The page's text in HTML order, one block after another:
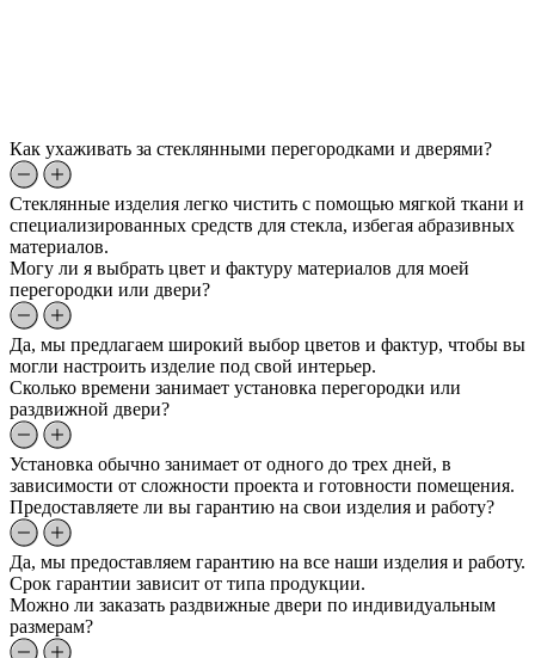
Как ухаживать за стеклянными перегородками и дверями?
Стеклянные изделия легко чистить с помощью мягкой ткани и
специализированных средств для стекла, избегая абразивных
материалов.
Могу ли я выбрать цвет и фактуру материалов для моей
перегородки или двери?
Да, мы предлагаем широкий выбор цветов и фактур, чтобы вы
могли настроить изделие под свой интерьер.
Сколько времени занимает установка перегородки или
раздвижной двери?
Установка обычно занимает от одного до трех дней, в
зависимости от сложности проекта и готовности помещения.
Предоставляете ли вы гарантию на свои изделия и работу?
Да, мы предоставляем гарантию на все наши изделия и работу.
Срок гарантии зависит от типа продукции.
Можно ли заказать раздвижные двери по индивидуальным
размерам?